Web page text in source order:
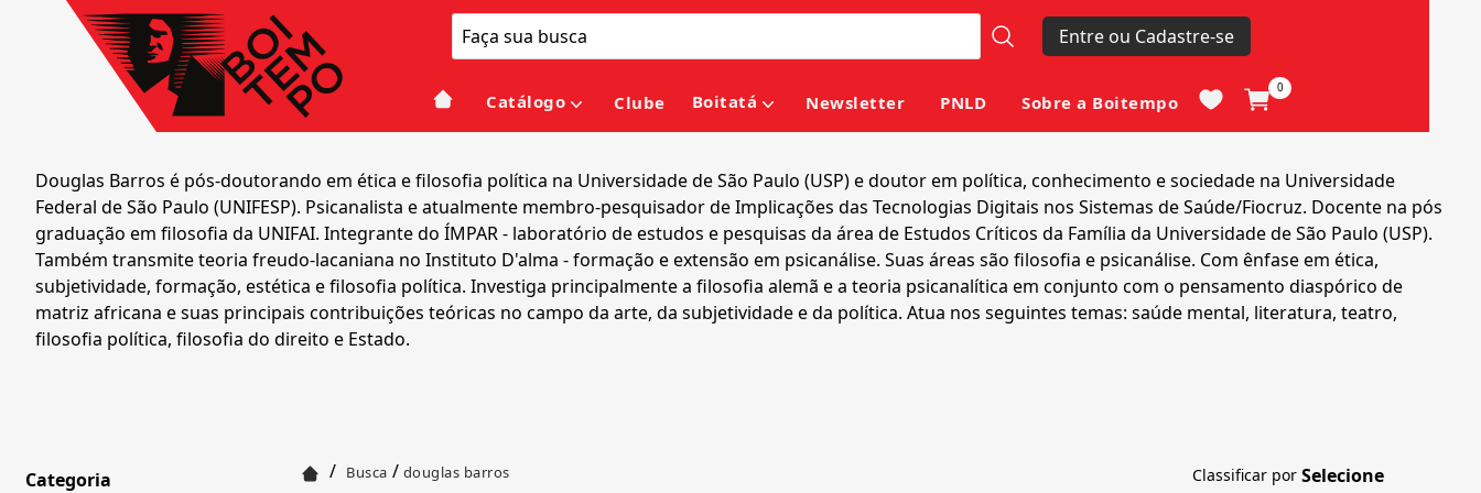
Entre ou Cadastre-se
Catálogo Clube Boitatá Newsletter PNLD Sobre a Boitempo
0
Douglas Barros é pós-doutorando em ética e filosofia política na Universidade de São Paulo (USP) e doutor em política, conhecimento e sociedade na Universidade
Federal de São Paulo (UNIFESP). Psicanalista e atualmente membro-pesquisador de Implicações das Tecnologias Digitais nos Sistemas de Saúde/Fiocruz. Docente na pós
graduação em filosofia da UNIFAI. Integrante do ÍMPAR - laboratório de estudos e pesquisas da área de Estudos Críticos da Família da Universidade de São Paulo (USP).
Também transmite teoria freudo-lacaniana no Instituto D'alma - formação e extensão em psicanálise. Suas áreas são filosofia e psicanálise. Com ênfase em ética,
subjetividade, formação, estética e filosofia política. Investiga principalmente a filosofia alemã e a teoria psicanalítica em conjunto com o pensamento diaspórico de
matriz africana e suas principais contribuições teóricas no campo da arte, da subjetividade e da política. Atua nos seguintes temas: saúde mental, literatura, teatro,
filosofia política, filosofia do direito e Estado.
Categoria / Busca / douglas barros Classificar por